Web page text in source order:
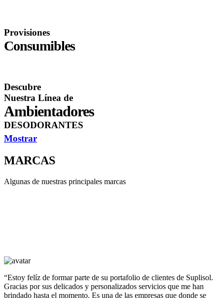
Provisiones
Consumibles
Descubre
Nuestra Línea de
Ambientadores
DESODORANTES
Mostrar
MARCAS
Algunas de nuestras principales marcas
“Estoy felíz de formar parte de su portafolio de clientes de Suplisol.
Gracias por sus delicados y personalizados servicios que me han
brindado hasta el momento. Es una de las empresas que donde se